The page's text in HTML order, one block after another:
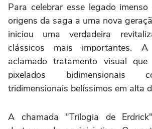
Para celebrar esse legado
origens da saga a uma nova
iniciou uma verdadeira
clássicos mais importantes.
aclamado tratamento visual
pixelados bidimensionais
tridimensionais belíssimos em alta
A chamada "Trilogia de